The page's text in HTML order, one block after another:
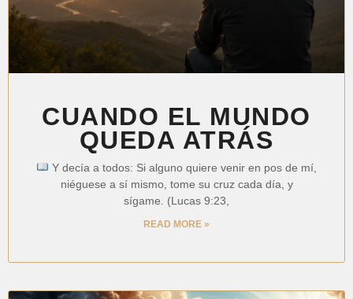
CUANDO EL MUNDO
QUEDA ATRÁS
Y decía a todos: Si alguno quiere venir en pos de mí,
niéguese a sí mismo, tome su cruz cada día, y
sígame. (Lucas 9:23,
READ MORE »